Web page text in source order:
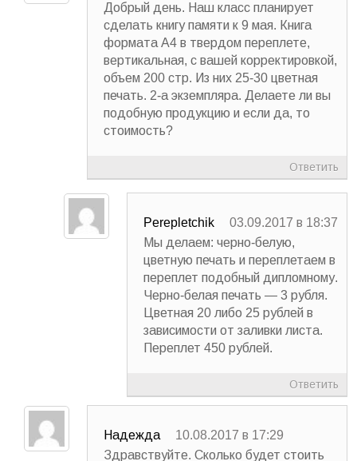
Добрый день. Наш класс планирует
сделать книгу памяти к 9 мая. Книга
формата А4 в твердом переплете,
вертикальная, с вашей корректировкой,
объем 200 стр. Из них 25-30 цветная
печать. 2-а экземпляра. Делаете ли вы
подобную продукцию и если да, то
стоимость?
Ответить
Perepletchik
03.09.2017 в 18:37
Мы делаем: черно-белую,
цветную печать и переплетаем в
переплет подобный дипломному.
Черно-белая печать — 3 рубля.
Цветная 20 либо 25 рублей в
зависимости от заливки листа.
Переплет 450 рублей.
Ответить
Надежда
10.08.2017 в 17:29
Здравствуйте. Сколько будет стоить